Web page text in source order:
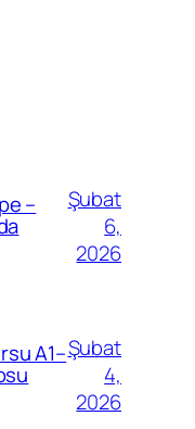
–
Şubat
6,
2026
A1–Şubat
4,
2026